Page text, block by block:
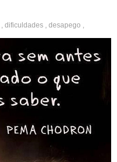
, dificuldades , desapego ,